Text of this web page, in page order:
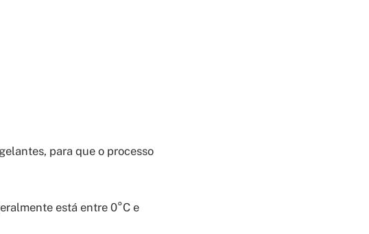
para que o processo
está entre 0°C e